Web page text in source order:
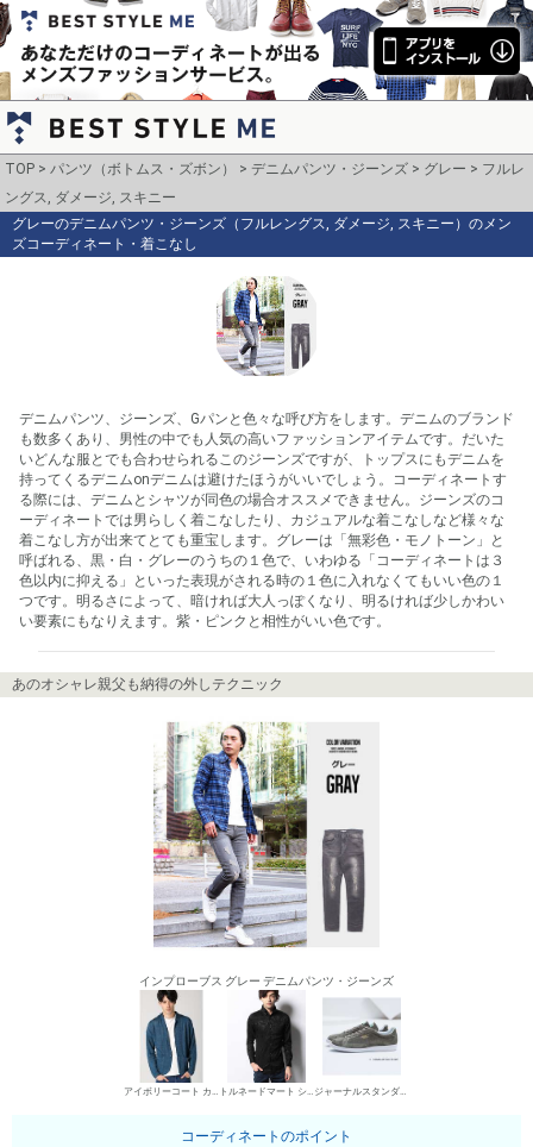
TOP パンツ（ボトムス・ズボン） デニムパンツ・ジーンズ グレー
フルレ
ングス, ダメージ, スキニー
グレーのデニムパンツ・ジーンズ（フルレングス, ダメージ, スキニー）のメン
ズコーディネート・着こなし
デニムパンツ、ジーンズ、Gパンと色々な呼び方をします。デニムのブランド
も数多くあり、男性の中でも人気の高いファッションアイテムです。だいた
いどんな服とでも合わせられるこのジーンズですが、トップスにもデニムを
持ってくるデニムonデニムは避けたほうがいいでしょう。コーディネートす
る際には、デニムとシャツが同色の場合オススメできません。ジーンズのコ
ーディネートでは男らしく着こなしたり、カジュアルな着こなしなど様々な
着こなし方が出来てとても重宝します。グレーは「無彩色・モノトーン」と
呼ばれる、黒・白・グレーのうちの１色で、いわゆる「コーディネートは３
色以内に抑える」といった表現がされる時の１色に入れなくてもいい色の１
つです。明るさによって、暗ければ大人っぽくなり、明るければ少しかわい
い要素にもなりえます。紫・ピンクと相性がいい色です。
あのオシャレ親父も納得の外しテクニック
インプローブス グレー デニムパンツ・ジーンズ
アイボリーコート カジュアルジャケット トルネードマート シャツ ジャーナルスタンダード ローカットスニーカー
コーディネートのポイント